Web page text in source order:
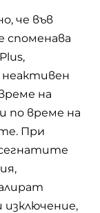
че във
споменава
на
по време на
При
изключение,